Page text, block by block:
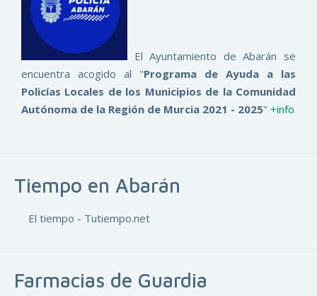
El Ayuntamiento de Abarán se
encuentra acogido al "Programa de Ayuda a las
Policías Locales de los Municipios de la Comunidad
Autónoma de la Región de Murcia 2021 - 2025" +info
Tiempo en Abarán
El tiempo - Tutiempo.net
Farmacias de Guardia